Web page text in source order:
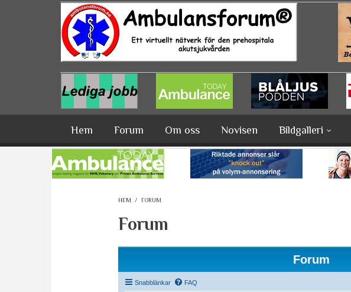
Hoppa till huvudinnehåll
Hem Forum Om oss Novisen Bildgalleri
HEM / FORUM
Forum